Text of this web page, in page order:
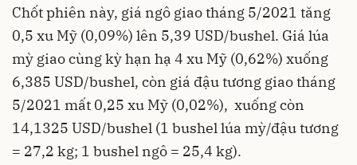
Chốt phiên này, giá ngô giao tháng 5/2021 tăng
0,5 xu Mỹ (0,09%) lên 5,39 USD/bushel. Giá lúa
mỳ giao cùng kỳ hạn hạ 4 xu Mỹ (0,62%) xuống
6,385 USD/bushel, còn giá đậu tương giao tháng
5/2021 mất 0,25 xu Mỹ (0,02%), xuống còn
14,1325 USD/bushel (1 bushel lúa mỳ/đậu tương
= 27,2 kg; 1 bushel ngô = 25,4 kg).